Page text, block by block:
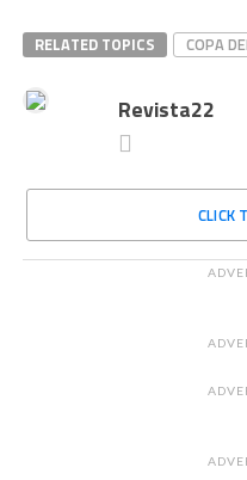
RELATED TOPICS COPA
Revista22
CLICK